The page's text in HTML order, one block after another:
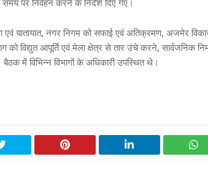
समय पर निर्वहन करने के निर्देश दिए गए।
एवं यातायात, नगर निगम को सफाई एवं अतिक्रमण, अजमेर
को विद्युत आपूर्ति एवं मेला क्षेत्र से तार उंचे करने, सार्वजनिक
बैठक में विभिन्न विभागों के अधिकारी उपस्थित थे।